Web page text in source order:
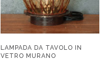
LAMPADA DA TAVOLO IN
VETRO MURANO